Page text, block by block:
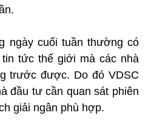
ngày cuối tuần thường có
tức thế giới mà các nhà
trước được. Do đó VDSC
đầu tư cần quan sát phiên
giải ngân phù hợp.